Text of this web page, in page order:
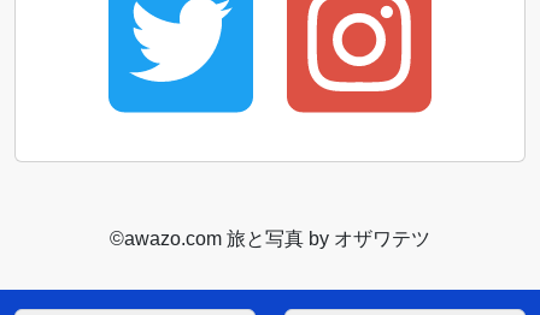
©️awazo.com 旅と写真 by オザワテツ